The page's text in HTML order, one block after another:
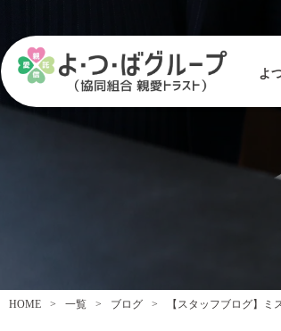
よ
HOME 一覧 ブログ 【スタッフブログ】